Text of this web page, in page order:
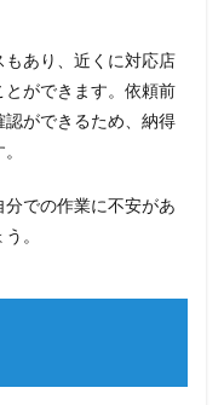
あり、近くに対応店
ができます。依頼前
ができるため、納得
での作業に不安があ
。